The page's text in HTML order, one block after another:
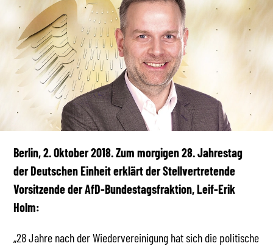
PRESSE
STELLENPORTAL
MEDIATHEK
Berlin, 2. Oktober 2018. Zum morgigen 28. Jahrestag
der Deutschen Einheit erklärt der Stellvertretende
Vorsitzende der AfD-Bundestagsfraktion, Leif-Erik
Holm:
„28 Jahre nach der Wiedervereinigung hat sich die politische